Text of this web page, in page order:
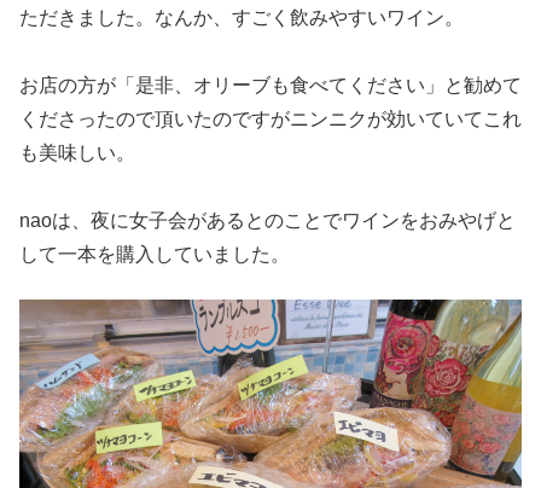
ただきました。なんか、すごく飲みやすいワイン。
お店の方が「是非、オリーブも食べてください」と勧めて
くださったので頂いたのですがニンニクが効いていてこれ
も美味しい。
naoは、夜に女子会があるとのことでワインをおみやげと
して一本を購入していました。